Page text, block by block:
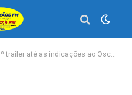
até as indicações ao Oscar: a trajetória de ‘Ainda estou aqui’ segundo a cobertura do g1